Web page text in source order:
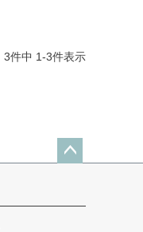
3件中 1-3件表示
ップ